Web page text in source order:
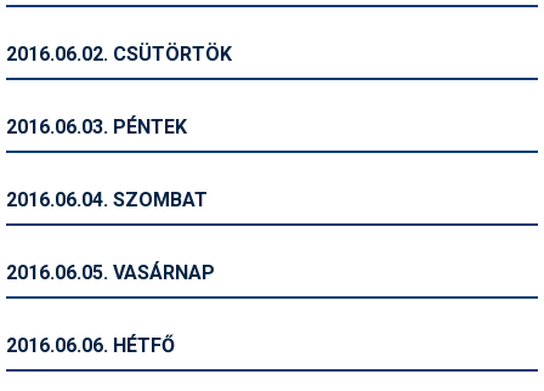
Ingatlan
Kerékpár
2016.06.02. CSÜTÖRTÖK
2016.06.03. PÉNTEK
2016.06.04. SZOMBAT
2016.06.05. VASÁRNAP
2016.06.06. HÉTFŐ